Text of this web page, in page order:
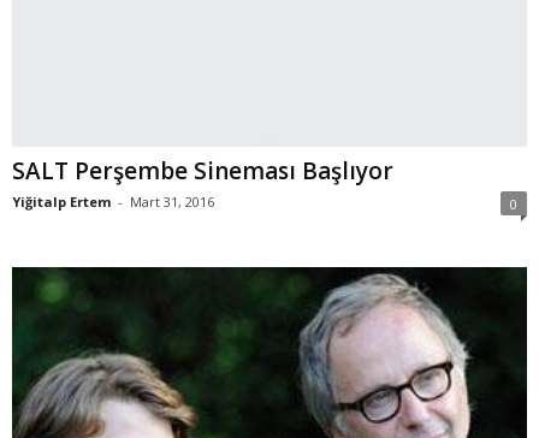
SALT Perşembe Sineması Başlıyor
Yiğitalp Ertem - Mart 31, 2016 0